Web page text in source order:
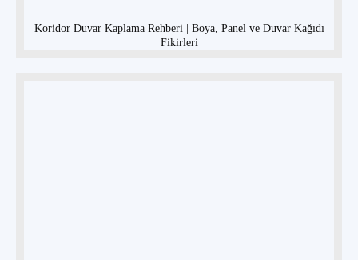
Koridor Duvar Kaplama Rehberi | Boya, Panel ve Duvar Kağıdı
Fikirleri